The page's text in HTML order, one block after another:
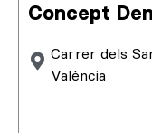
Concept
Carrer dels
València